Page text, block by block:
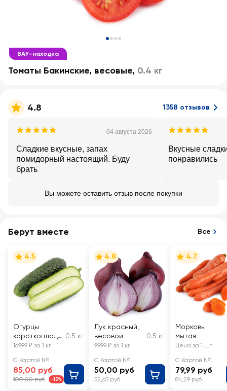
ВАУ-находка
Томаты Бакинские, весовые, 0.4 кг
4.8 1358 отзывов
04 августа 2026
Сладкие вкусные, запах
помидорный настоящий. Буду
брать
Вкусные
понравились
Вы можете оставить отзыв после покупки
Берут вместе Все
4.5
Огурцы
короткоплодн
ые колючие,
0.5 кг
169,99 ₽ за 1 кг
С Картой №1
85,00 руб
100,00 руб -15%
4.8
Лук красный,
весовой
0.5 кг
99,99 ₽ за 1 кг
С Картой №1
50,00 руб
52,65 руб
4.7
Морковь
мытая
Цена за 1 шт
С Картой №1
79,99 руб
84,29 руб